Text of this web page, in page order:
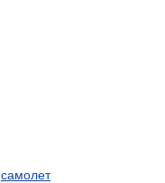
самолет